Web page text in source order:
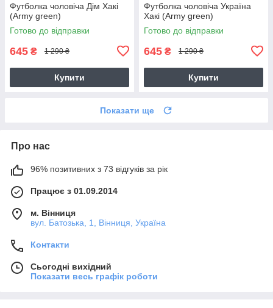
Футболка чоловіча Дім Хакі
(Army green)
Готово до відправки
645 ₴ 1 290 ₴
Купити
Футболка чоловіча Україна
Хакі (Army green)
Готово до відправки
645 ₴ 1 290 ₴
Купити
Показати ще
Про нас
96% позитивних з 73 відгуків за рік
Працює з 01.09.2014
м. Вінниця
вул. Батозька, 1, Вінниця, Україна
Контакти
Сьогодні вихідний
Показати весь графік роботи